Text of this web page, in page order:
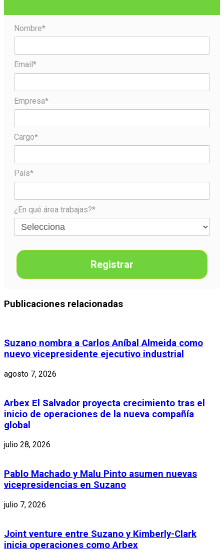
Nombre*
Email*
Empresa*
Cargo*
País*
¿En qué área trabajas?*
Registrar
Publicaciones relacionadas
Suzano nombra a Carlos Aníbal Almeida como
nuevo vicepresidente ejecutivo industrial
agosto 7, 2026
Arbex El Salvador proyecta crecimiento tras el
inicio de operaciones de la nueva compañía
global
julio 28, 2026
Pablo Machado y Malu Pinto asumen nuevas
vicepresidencias en Suzano
julio 7, 2026
Joint venture entre Suzano y Kimberly-Clark
inicia operaciones como Arbex